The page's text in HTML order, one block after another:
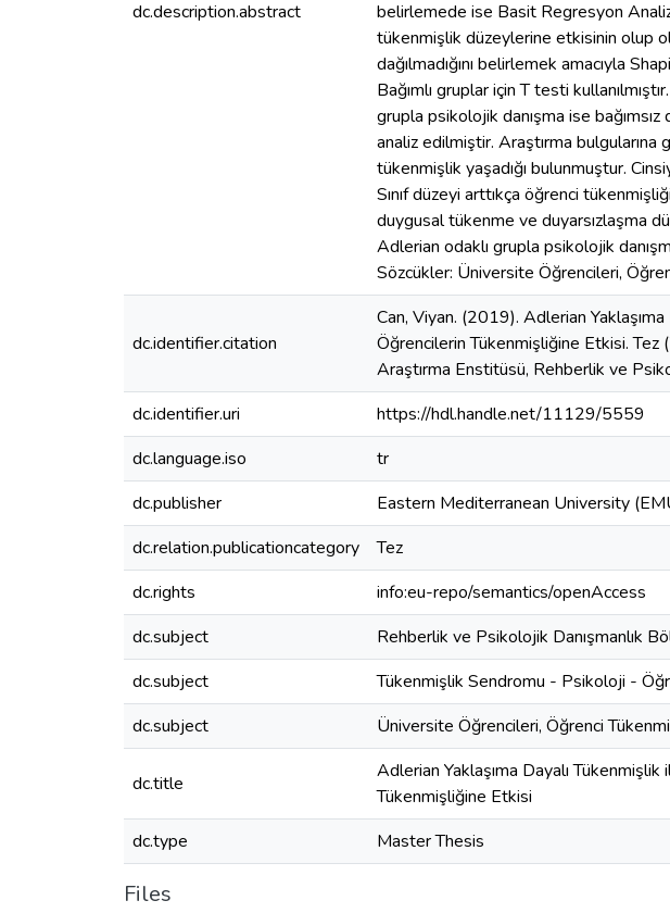
dc.description.abstract
belirlemede ise Basit Regresyon Analizi
tükenmişlik düzeylerine etkisinin olup
dağılmadığını belirlemek amacıyla
Bağımlı gruplar için T testi
grupla psikolojik danışma ise
analiz edilmiştir. Araştırma
tükenmişlik yaşadığı bulunmuştur.
Sınıf düzeyi arttıkça öğrenci
duygusal tükenme ve duyarsızlaşma
Adlerian odaklı grupla psikolojik
Sözcükler: Üniversite Öğrencileri,
dc.identifier.citation
Can, Viyan. (2019). Adlerian Yaklaşıma
Öğrencilerin Tükenmişliğine Etkisi.
Araştırma Enstitüsü, Rehberlik ve
dc.identifier.uri
https://hdl.handle.net/11129/5559
dc.language.iso
tr
dc.publisher
Eastern Mediterranean University
dc.relation.publicationcategory
Tez
dc.rights
info:eu-repo/semantics/openAccess
dc.subject
Rehberlik ve Psikolojik Danışmanlık
dc.subject
Tükenmişlik Sendromu - Psikoloji -
dc.subject
Üniversite Öğrencileri, Öğrenci
dc.title
Adlerian Yaklaşıma Dayalı Tükenmişlik
Tükenmişliğine Etkisi
dc.type Master Thesis
Files